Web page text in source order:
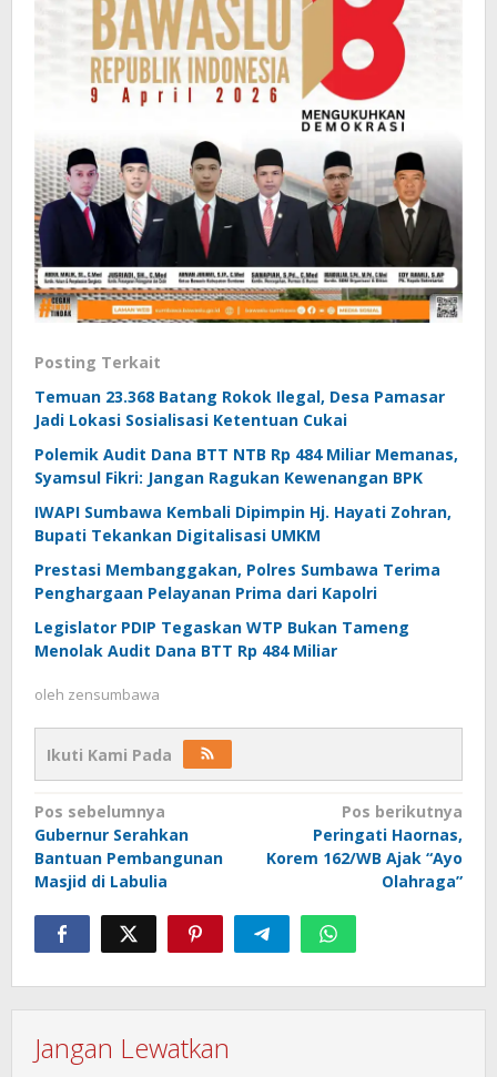
Posting Terkait
Temuan 23.368 Batang Rokok Ilegal, Desa Pamasar
Jadi Lokasi Sosialisasi Ketentuan Cukai
Polemik Audit Dana BTT NTB Rp 484 Miliar Memanas,
Syamsul Fikri: Jangan Ragukan Kewenangan BPK
IWAPI Sumbawa Kembali Dipimpin Hj. Hayati Zohran,
Bupati Tekankan Digitalisasi UMKM
Prestasi Membanggakan, Polres Sumbawa Terima
Penghargaan Pelayanan Prima dari Kapolri
Legislator PDIP Tegaskan WTP Bukan Tameng
Menolak Audit Dana BTT Rp 484 Miliar
oleh zensumbawa
Ikuti Kami Pada
Navigasi
pos
Pos sebelumnya
Gubernur Serahkan
Bantuan Pembangunan
Masjid di Labulia
Pos berikutnya
Peringati Haornas,
Korem 162/WB Ajak “Ayo
Olahraga”
Jangan Lewatkan